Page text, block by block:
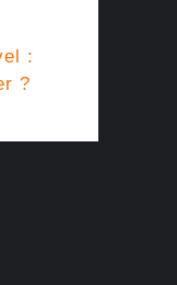
:
?